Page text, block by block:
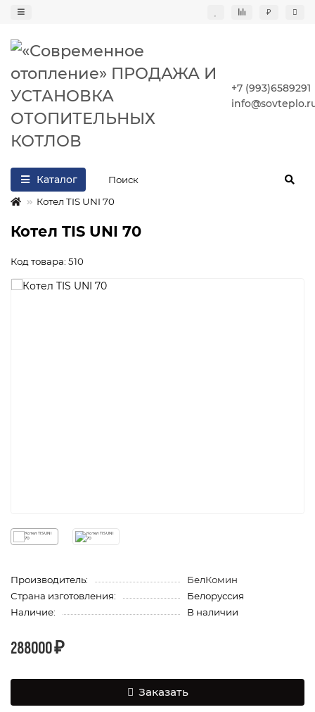
₽
+7 (993)6589291
Каталог
Котел TIS UNI 70
Котел TIS UNI 70
Код товара: 510
Производитель:
БелКомин
Страна изготовления:
Белоруссия
Наличие:
В наличии
288000 ₽
Заказать